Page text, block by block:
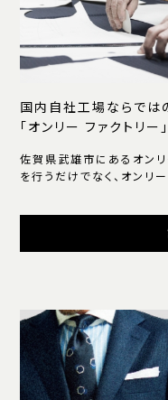
国内自社工場ならでは
「オンリー ファクトリー」
佐賀県武雄市にあるオンリ
を行うだけでなく、オンリ